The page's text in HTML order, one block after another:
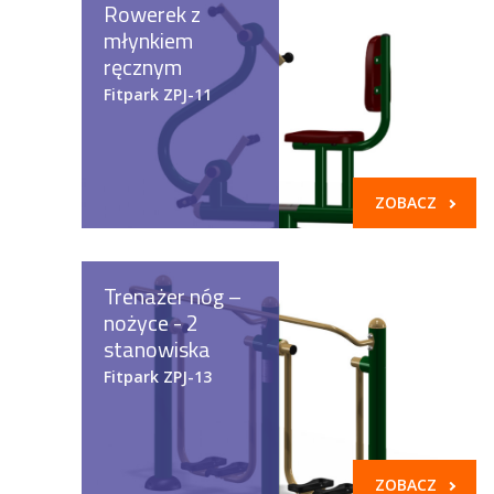
Rowerek z
młynkiem
ręcznym
Fitpark ZPJ-11
ZOBACZ
Trenażer nóg –
nożyce - 2
stanowiska
Fitpark ZPJ-13
ZOBACZ